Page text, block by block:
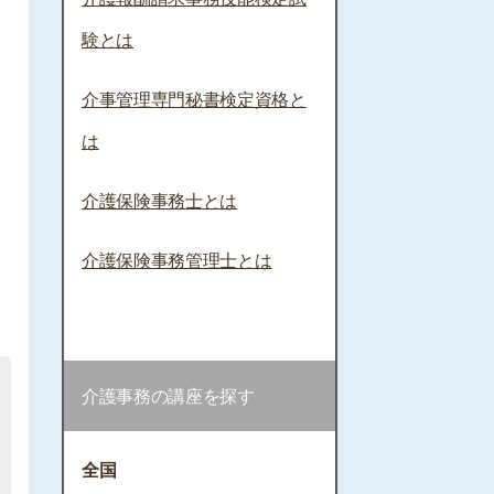
験とは
介事管理専門秘書検定資格と
は
介護保険事務士とは
介護保険事務管理士とは
介護事務の講座を探す
全国